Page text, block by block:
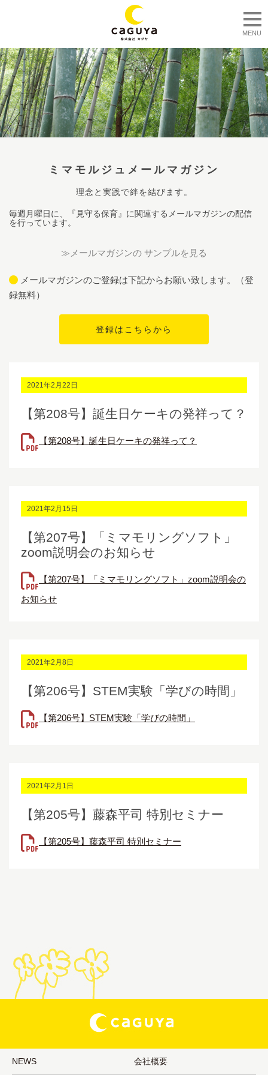
MENU
ミマモルジュメールマガジン
理念と実践で絆を結びます。
毎週月曜日に、『見守る保育』に関連するメールマガジンの配信
を行っています。
≫メールマガジンの サンプルを見る
メールマガジンのご登録は下記からお願い致します。（登
録無料）
2021年2月22日
【第208号】誕生日ケーキの発祥って？
【第208号】誕生日ケーキの発祥って？
2021年2月15日
【第207号】「ミマモリングソフト」
zoom説明会のお知らせ
【第207号】「ミマモリングソフト」zoom説明会の
お知らせ
2021年2月8日
【第206号】STEM実験「学びの時間」
【第206号】STEM実験「学びの時間」
2021年2月1日
【第205号】藤森平司 特別セミナー
【第205号】藤森平司 特別セミナー
NEWS 会社概要